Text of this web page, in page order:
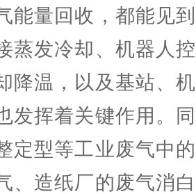
能量回收，都能见
蒸发冷却、机器人
降温，以及基站、
发挥着关键作用。
定型等工业废气中
、造纸厂的废气消